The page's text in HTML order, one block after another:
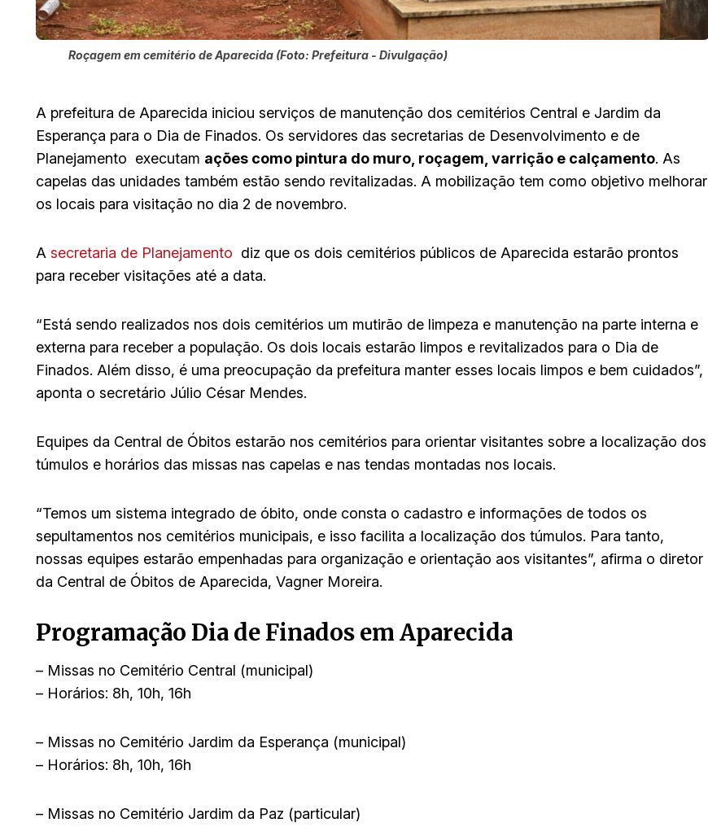
Roçagem em cemitério de Aparecida (Foto: Prefeitura - Divulgação)
A prefeitura de Aparecida iniciou serviços de manutenção dos cemitérios Central e Jardim da
Esperança para o Dia de Finados. Os servidores das secretarias de Desenvolvimento e de
Planejamento executam ações como pintura do muro, roçagem, varrição e calçamento. As
capelas das unidades também estão sendo revitalizadas. A mobilização tem como objetivo melhorar
os locais para visitação no dia 2 de novembro.
A secretaria de Planejamento diz que os dois cemitérios públicos de Aparecida estarão prontos
para receber visitações até a data.
“Está sendo realizados nos dois cemitérios um mutirão de limpeza e manutenção na parte interna e
externa para receber a população. Os dois locais estarão limpos e revitalizados para o Dia de
Finados. Além disso, é uma preocupação da prefeitura manter esses locais limpos e bem cuidados”,
aponta o secretário Júlio César Mendes.
Equipes da Central de Óbitos estarão nos cemitérios para orientar visitantes sobre a localização dos
túmulos e horários das missas nas capelas e nas tendas montadas nos locais.
“Temos um sistema integrado de óbito, onde consta o cadastro e informações de todos os
sepultamentos nos cemitérios municipais, e isso facilita a localização dos túmulos. Para tanto,
nossas equipes estarão empenhadas para organização e orientação aos visitantes”, afirma o diretor
da Central de Óbitos de Aparecida, Vagner Moreira.
Programação Dia de Finados em Aparecida
– Missas no Cemitério Central (municipal)
– Horários: 8h, 10h, 16h
– Missas no Cemitério Jardim da Esperança (municipal)
– Horários: 8h, 10h, 16h
– Missas no Cemitério Jardim da Paz (particular)